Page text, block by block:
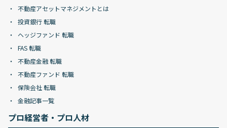
不動産アセットマネジメントとは
投資銀行 転職
ヘッジファンド 転職
FAS 転職
不動産金融 転職
不動産ファンド 転職
保険会社 転職
金融記事一覧
プロ経営者・プロ人材